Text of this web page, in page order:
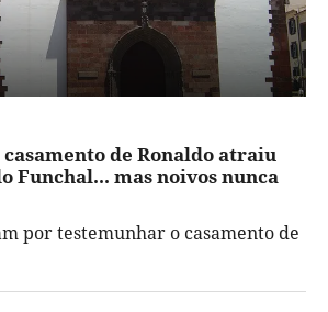
de Ronaldo atraiu
Funchal... mas noivos nunca
por testemunhar o casamento de